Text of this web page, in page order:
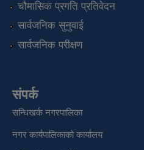
चौमासिक प्रगति प्रतिवेदन
सार्वजनिक सुनुवाई
सार्वजनिक परीक्षण
संपर्क
सन्धिखर्क नगरपालिका
नगर कार्यपालिकाको कार्यालय